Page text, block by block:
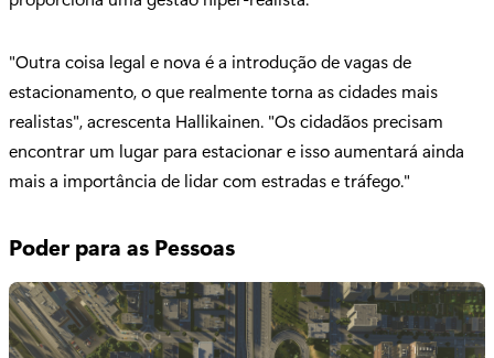
"Outra coisa legal e nova é a introdução de vagas de
estacionamento, o que realmente torna as cidades mais
realistas", acrescenta Hallikainen. "Os cidadãos precisam
encontrar um lugar para estacionar e isso aumentará ainda
mais a importância de lidar com estradas e tráfego."
Poder para as Pessoas